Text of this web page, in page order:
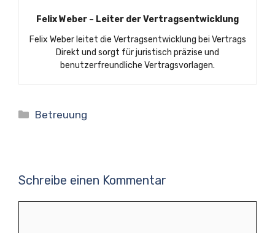
Felix Weber – Leiter der Vertragsentwicklung
Felix Weber leitet die Vertragsentwicklung bei Vertrags
Direkt und sorgt für juristisch präzise und
benutzerfreundliche Vertragsvorlagen.
Kategorien
Betreuung
Schreibe einen Kommentar